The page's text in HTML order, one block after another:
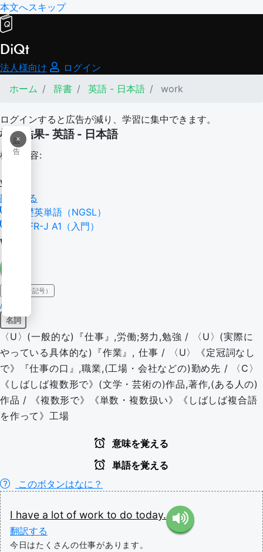
本文へスキップ
DiQt
法人様向け
ログイン
ホーム
辞書 英語 - 日本語 work
ログインすると広告が減り、学習に集中できます。
×
広
告
検索結果- 英語 - 日本語
検索内容:
work
翻訳する
基礎英単語（NGSL）
CEFR-J A1（入門）
work
IPA（発音記号）
/wɜːrk/
名詞
〈U〉(一般的な)『仕事』,労働;努力,勉強 / 〈U〉(実際に
やっている具体的な)『作業』, 仕事 / 〈U〉《定冠詞なし
で》『仕事の口』,職業,(工場・会社などの)勤め先 / 〈C〉
《しばしば複数形で》(文学・芸術の)作品,著作,(ある人の)
作品 / 《複数形で》《単数・複数扱い》《しばしば複合語
を作って》工場
意味を覚える
単語を覚える
このボタンはなに？
I have a lot of work to do today.
翻訳する
今日はたくさんの仕事があります。